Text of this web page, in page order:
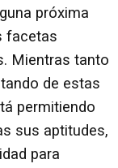
próxima
facetas
Mientras tanto
de estas
permitiendo
sus aptitudes,
para